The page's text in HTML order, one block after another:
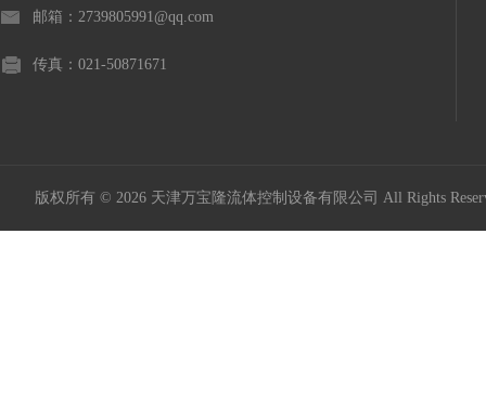
邮箱：2739805991@qq.com
传真：021-50871671
版权所有 © 2026 天津万宝隆流体控制设备有限公司 All Rights